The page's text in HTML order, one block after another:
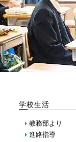
学校生活
教務部より
進路指導